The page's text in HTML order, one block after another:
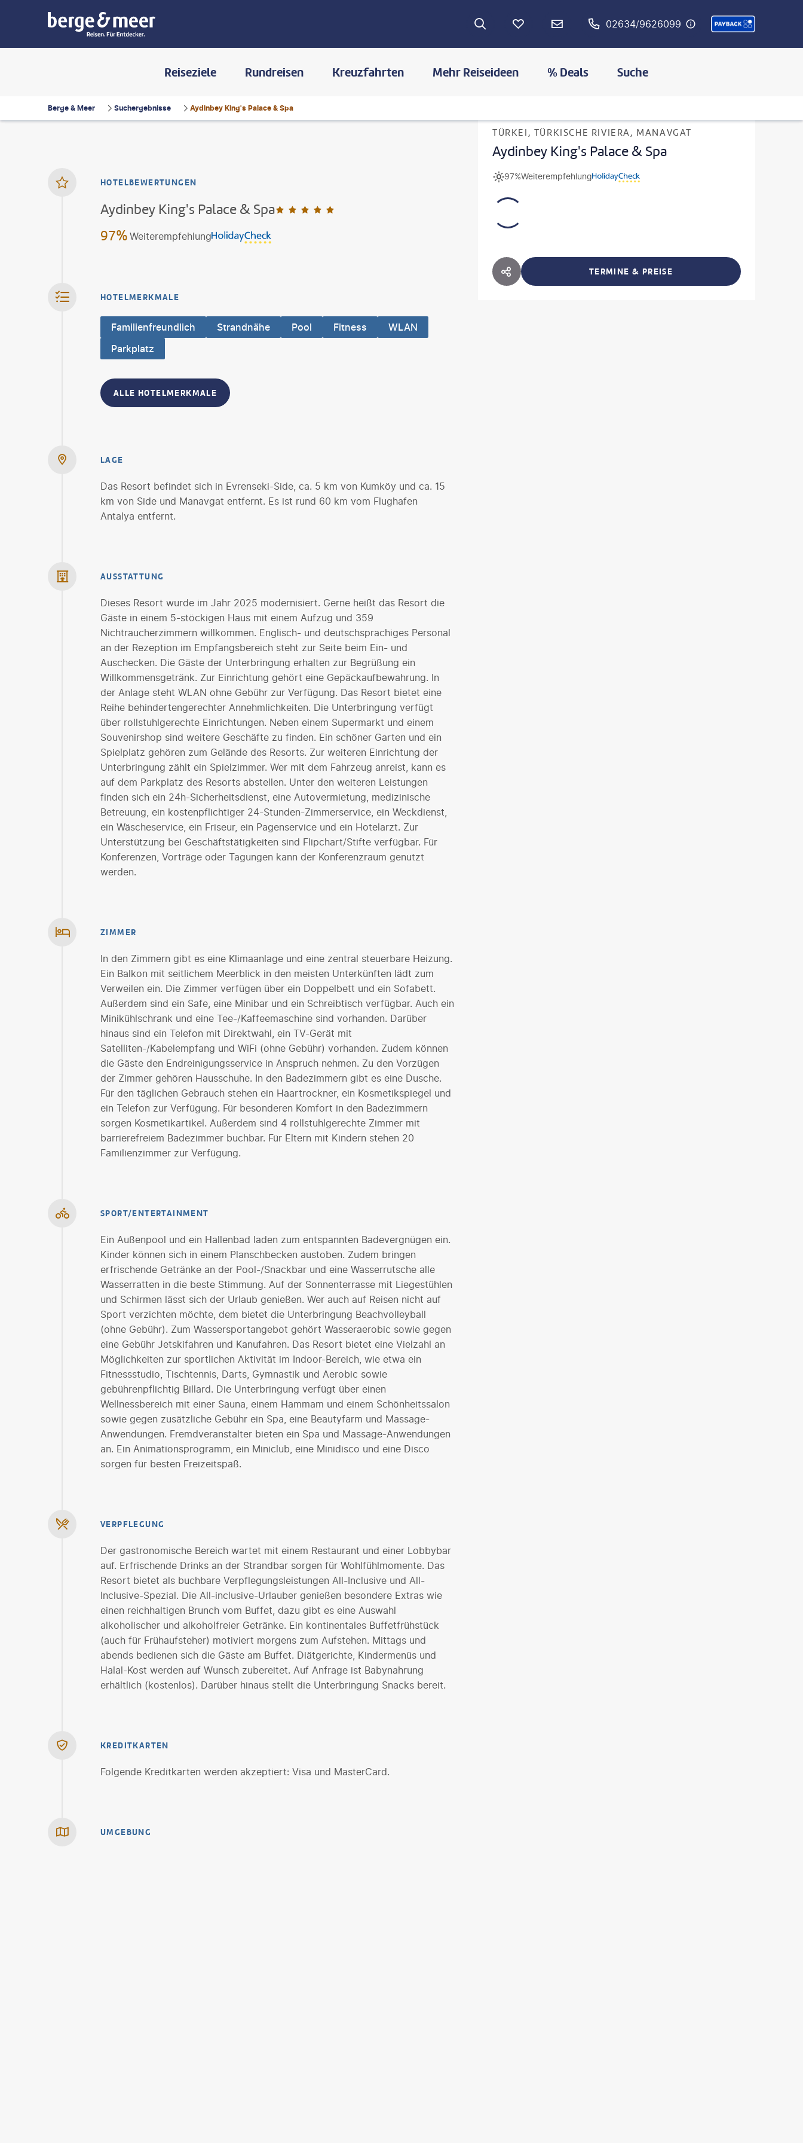
02634/9626099
Reiseziele Rundreisen Kreuzfahrten Mehr Reiseideen % Deals Suche
Berge & Meer Suchergebnisse Aydinbey King's Palace & Spa
TÜRKEI, TÜRKISCHE RIVIERA, MANAVGAT
Aydinbey King's Palace & Spa
Weiterempfehlung
97%
HOTEL TEILEN TERMINE & PREISE
HOTELBEWERTUNGEN
Aydinbey King's Palace & Spa
Weiterempfehlung
97%
HOTELMERKMALE
Familienfreundlich Strandnähe Pool Fitness
WLAN
Parkplatz
ALLE HOTELMERKMALE
LAGE
Das Resort befindet sich in Evrenseki-Side, ca. 5 km von Kumköy und ca. 15
km von Side und Manavgat entfernt. Es ist rund 60 km vom Flughafen
Antalya entfernt.
AUSSTATTUNG
Dieses Resort wurde im Jahr 2025 modernisiert. Gerne heißt das Resort die
Gäste in einem 5-stöckigen Haus mit einem Aufzug und 359
Nichtraucherzimmern willkommen. Englisch- und deutschsprachiges Personal
an der Rezeption im Empfangsbereich steht zur Seite beim Ein- und
Auschecken. Die Gäste der Unterbringung erhalten zur Begrüßung ein
Willkommensgetränk. Zur Einrichtung gehört eine Gepäckaufbewahrung. In
der Anlage steht WLAN ohne Gebühr zur Verfügung. Das Resort bietet eine
Reihe behindertengerechter Annehmlichkeiten. Die Unterbringung verfügt
über rollstuhlgerechte Einrichtungen. Neben einem Supermarkt und einem
Souvenirshop sind weitere Geschäfte zu finden. Ein schöner Garten und ein
Spielplatz gehören zum Gelände des Resorts. Zur weiteren Einrichtung der
Unterbringung zählt ein Spielzimmer. Wer mit dem Fahrzeug anreist, kann es
auf dem Parkplatz des Resorts abstellen. Unter den weiteren Leistungen
finden sich ein 24h-Sicherheitsdienst, eine Autovermietung, medizinische
Betreuung, ein kostenpflichtiger 24-Stunden-Zimmerservice, ein Weckdienst,
ein Wäscheservice, ein Friseur, ein Pagenservice und ein Hotelarzt. Zur
Unterstützung bei Geschäftstätigkeiten sind Flipchart/Stifte verfügbar. Für
Konferenzen, Vorträge oder Tagungen kann der Konferenzraum genutzt
werden.
ZIMMER
In den Zimmern gibt es eine Klimaanlage und eine zentral steuerbare Heizung.
Ein Balkon mit seitlichem Meerblick in den meisten Unterkünften lädt zum
Verweilen ein. Die Zimmer verfügen über ein Doppelbett und ein Sofabett.
Außerdem sind ein Safe, eine Minibar und ein Schreibtisch verfügbar. Auch ein
Minikühlschrank und eine Tee-/Kaffeemaschine sind vorhanden. Darüber
hinaus sind ein Telefon mit Direktwahl, ein TV-Gerät mit
Satelliten-/Kabelempfang und WiFi (ohne Gebühr) vorhanden. Zudem können
die Gäste den Endreinigungsservice in Anspruch nehmen. Zu den Vorzügen
der Zimmer gehören Hausschuhe. In den Badezimmern gibt es eine Dusche.
Für den täglichen Gebrauch stehen ein Haartrockner, ein Kosmetikspiegel und
ein Telefon zur Verfügung. Für besonderen Komfort in den Badezimmern
sorgen Kosmetikartikel. Außerdem sind 4 rollstuhlgerechte Zimmer mit
barrierefreiem Badezimmer buchbar. Für Eltern mit Kindern stehen 20
Familienzimmer zur Verfügung.
SPORT/ENTERTAINMENT
Ein Außenpool und ein Hallenbad laden zum entspannten Badevergnügen ein.
Kinder können sich in einem Planschbecken austoben. Zudem bringen
erfrischende Getränke an der Pool-/Snackbar und eine Wasserrutsche alle
Wasserratten in die beste Stimmung. Auf der Sonnenterrasse mit Liegestühlen
und Schirmen lässt sich der Urlaub genießen. Wer auch auf Reisen nicht auf
Sport verzichten möchte, dem bietet die Unterbringung Beachvolleyball
(ohne Gebühr). Zum Wassersportangebot gehört Wasseraerobic sowie gegen
eine Gebühr Jetskifahren und Kanufahren. Das Resort bietet eine Vielzahl an
Möglichkeiten zur sportlichen Aktivität im Indoor-Bereich, wie etwa ein
Fitnessstudio, Tischtennis, Darts, Gymnastik und Aerobic sowie
gebührenpflichtig Billard. Die Unterbringung verfügt über einen
Wellnessbereich mit einer Sauna, einem Hammam und einem Schönheitssalon
sowie gegen zusätzliche Gebühr ein Spa, eine Beautyfarm und Massage-
Anwendungen. Fremdveranstalter bieten ein Spa und Massage-Anwendungen
an. Ein Animationsprogramm, ein Miniclub, eine Minidisco und eine Disco
sorgen für besten Freizeitspaß.
VERPFLEGUNG
Der gastronomische Bereich wartet mit einem Restaurant und einer Lobbybar
auf. Erfrischende Drinks an der Strandbar sorgen für Wohlfühlmomente. Das
Resort bietet als buchbare Verpflegungsleistungen All-Inclusive und All-
Inclusive-Spezial. Die All-inclusive-Urlauber genießen besondere Extras wie
einen reichhaltigen Brunch vom Buffet, dazu gibt es eine Auswahl
alkoholischer und alkoholfreier Getränke. Ein kontinentales Buffetfrühstück
(auch für Frühaufsteher) motiviert morgens zum Aufstehen. Mittags und
abends bedienen sich die Gäste am Buffet. Diätgerichte, Kindermenüs und
Halal-Kost werden auf Wunsch zubereitet. Auf Anfrage ist Babynahrung
erhältlich (kostenlos). Darüber hinaus stellt die Unterbringung Snacks bereit.
KREDITKARTEN
Folgende Kreditkarten werden akzeptiert: Visa und MasterCard.
UMGEBUNG